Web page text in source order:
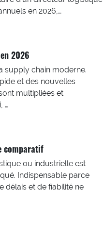
en 2026,…
2026
supply chain moderne.
et des nouvelles
multipliées et
…
comparatif
ou industrielle est
Indispensable parce
délais et de fiabilité ne